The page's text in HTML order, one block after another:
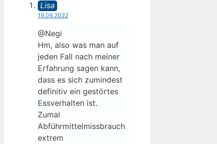
Lisa
19.06.2022
@Negi
Hm, also was man auf
jeden Fall nach meiner
Erfahrung sagen kann,
dass es sich zumindest
definitiv ein gestörtes
Essverhalten ist.
Zumal
Abführmittelmissbrauch
extrem